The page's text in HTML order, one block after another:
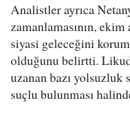
Analistler ayrıca
zamanlamasının,
siyasi geleceğini
olduğunu belirtti.
uzanan bazı yolsuzluk
suçlu bulunması